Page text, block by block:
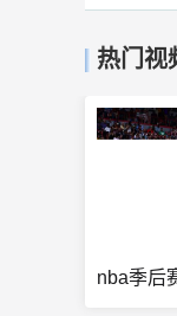
热门视